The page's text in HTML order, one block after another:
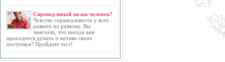
Справедливый ли вы человек?
Чувство справедливости у всех
развито по разному. Вы
замечали, что иногда вам
приходится думать о мотиве своих
поступков? Пройдите тест!